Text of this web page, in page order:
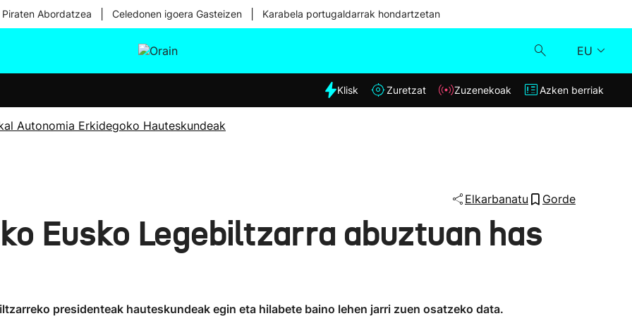
Abordatzea Celedonen igoera Gasteizen Karabela portugaldarrak hondartzetan
EU
Eguraldia
Klisk
Azken berriak
Klisk Zuretzat Zuzenekoak Azken berriak
Autonomia Erkidegoko Hauteskundeak
Elkarbanatu Gorde
Eusko Legebiltzarra abuztuan has
presidenteak hauteskundeak egin eta hilabete baino lehen jarri zuen osatzeko data.